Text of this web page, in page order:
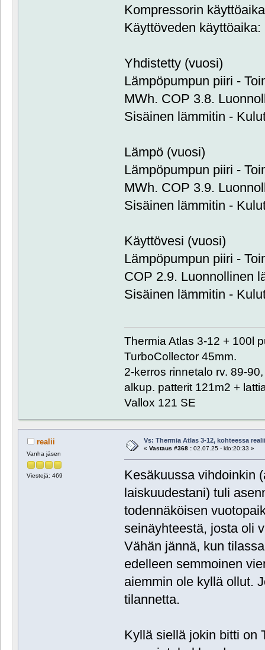
Kompressorin
Käyttöveden käyttöaika:
Yhdistetty (vuosi)
Lämpöpumpun piiri -
MWh. COP 3.8.
Sisäinen lämmitin -
Lämpö (vuosi)
Lämpöpumpun piiri -
MWh. COP 3.9.
Sisäinen lämmitin -
Käyttövesi (vuosi)
Lämpöpumpun piiri -
COP 2.9. Luonnollinen
Sisäinen lämmitin -
Thermia Atlas 3-12 + 100l
TurboCollector 45mm.
2-kerros rinnetalo rv. 89-
alkup. patterit 121m2 +
Vallox 121 SE
realii
Vanha jäsen
Viestejä: 469
Vs: Thermia Atlas 3-12, kohteessa realii
« Vastaus #368 :02.07.25 - klo:20:33 »
Kesäkuussa vihdoinkin
laiskuudestani) tuli
todennäköisen
seinäyhteestä, josta oli
Vähän jännä, kun
edelleen semmoinen
aiemmin ole kyllä ollut.
tilannetta.
Kyllä siellä jokin bitti on